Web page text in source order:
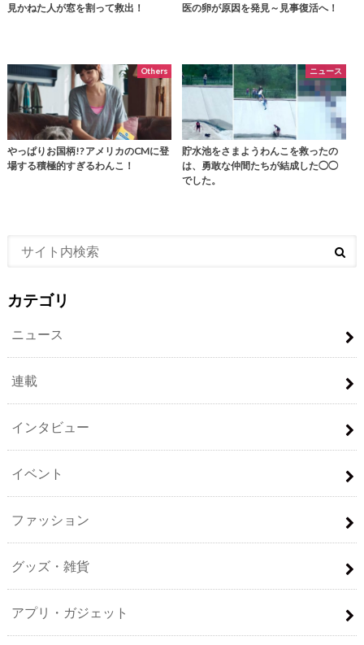
見かねた人が窓を割って救出！
医の卵が原因を発見～見事復活へ！
Others
やっぱりお国柄!? アメリカのCMに登
場する積極的すぎるわんこ！
ニュース
貯水池をさまようわんこを救ったの
は、勇敢な仲間たちが結成した◯◯
でした。
カテゴリ
ニュース
連載
インタビュー
イベント
ファッション
グッズ・雑貨
アプリ・ガジェット